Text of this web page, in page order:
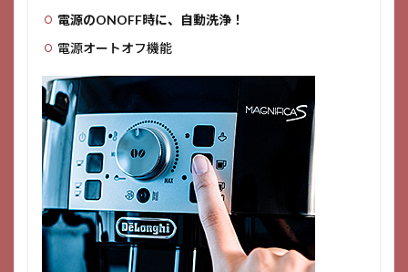
電源のONOFF時に、自動洗浄！
電源オートオフ機能